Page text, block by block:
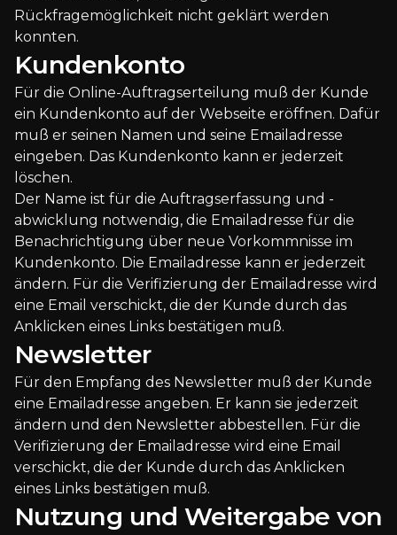
Rückfragemöglichkeit nicht geklärt werden
konnten.
Kundenkonto
Für die Online-Auftragserteilung muß der Kunde
ein Kundenkonto auf der Webseite eröffnen. Dafür
muß er seinen Namen und seine Emailadresse
eingeben. Das Kundenkonto kann er jederzeit
löschen.
Der Name ist für die Auftragserfassung und -
abwicklung notwendig, die Emailadresse für die
Benachrichtigung über neue Vorkommnisse im
Kundenkonto. Die Emailadresse kann er jederzeit
ändern. Für die Verifizierung der Emailadresse wird
eine Email verschickt, die der Kunde durch das
Anklicken eines Links bestätigen muß.
Newsletter
Für den Empfang des Newsletter muß der Kunde
eine Emailadresse angeben. Er kann sie jederzeit
ändern und den Newsletter abbestellen. Für die
Verifizierung der Emailadresse wird eine Email
verschickt, die der Kunde durch das Anklicken
eines Links bestätigen muß.
Nutzung und Weitergabe von